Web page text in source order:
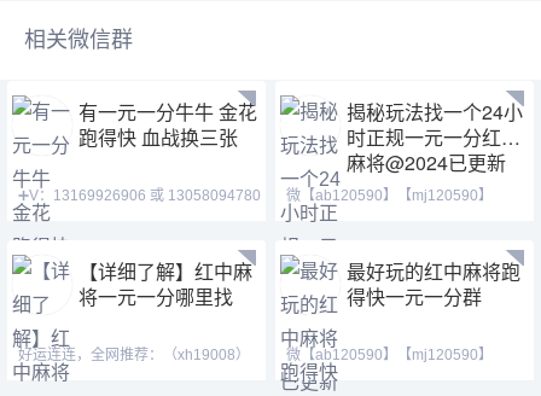
相关微信群
有一元一分牛牛 金花
跑得快 血战换三张
➕V：13169926906 或 13058094780
QQ:3122617673 玩
揭秘玩法找一个24小
时正规一元一分红中
麻将@2024已更新
微【ab120590】【mj120590】
【tj525555】一元一分麻将
【详细了解】红中麻
将一元一分哪里找
好运连连，全网推荐：（xh19008）
（ xh29008）【tj19008】一元一分
最好玩的红中麻将跑
得快一元一分群
微【ab120590】【mj120590】
【tj525555】红中换三张缺